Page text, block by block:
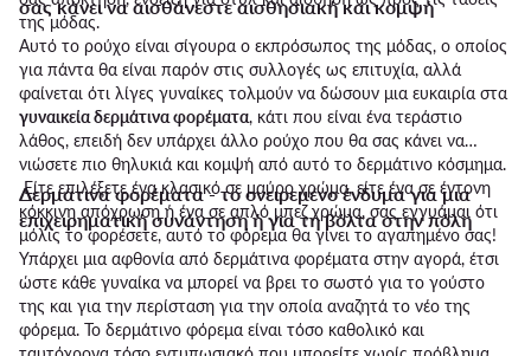
της μόδας.
σας κάνει να αισθάνεστε αισθησιακή και κομψή
Αυτό το ρούχο είναι σίγουρα ο εκπρόσωπος της μόδας, ο οποίος
για πάντα θα είναι παρόν στις συλλογές ως επιτυχία, αλλά
φαίνεται ότι λίγες γυναίκες τολμούν να δώσουν μια ευκαιρία στα
γυναικεία δερμάτινα φορέματα, κάτι που είναι ένα τεράστιο
λάθος, επειδή δεν υπάρχει άλλο ρούχο που θα σας κάνει να
νιώσετε πιο θηλυκιά και κομψή από αυτό το δερμάτινο κόσμημα.
Είτε επιλέξετε ένα κλασικό σε μαύρο χρώμα, είτε ένα σε έντονη
κόκκινη απόχρωση ή ένα σε απλό μπεζ χρώμα, σας εγγυάμαι ότι
μόλις το φορέσετε, αυτό το φόρεμα θα γίνει το αγαπημένο σας!
Δερμάτινα φορέματα - το ονειρεμένο ένδυμα για μια
επιχειρηματική συνάντηση ή για τη βόλτα στην πόλη
Υπάρχει μια αφθονία από δερμάτινα φορέματα στην αγορά, έτσι
ώστε κάθε γυναίκα να μπορεί να βρει το σωστό για το γούστο
της και για την περίσταση για την οποία αναζητά το νέο της
φόρεμα. Το δερμάτινο φόρεμα είναι τόσο καθολικό και